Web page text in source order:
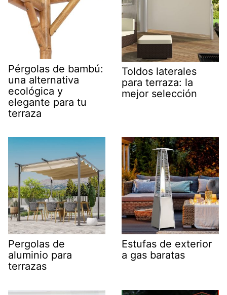
Pérgolas de bambú:
una alternativa
ecológica y
elegante para tu
terraza
Toldos laterales
para terraza: la
mejor selección
Pergolas de
aluminio para
terrazas
Estufas de exterior
a gas baratas